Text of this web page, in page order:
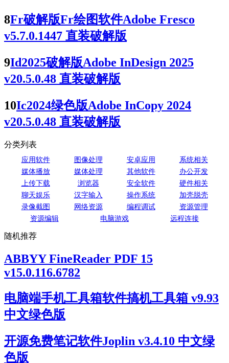
8Fr破解版Fr绘图软件Adobe Fresco
v5.7.0.1447 直装破解版
9Id2025破解版Adobe InDesign 2025
v20.5.0.48 直装破解版
10Ic2024绿色版Adobe InCopy 2024
v20.5.0.48 直装破解版
分类列表
应用软件 图像处理 安卓应用
系统相关
媒体播放
媒体处理 其他软件
办公开发
上传下载
浏览器 安全软件
硬件相关
聊天娱乐
汉字输入 操作系统
加壳脱壳
录像截图
网络资源 编程调试
资源管理
资源编辑
电脑游戏 远程连接
随机推荐
ABBYY FineReader PDF 15
v15.0.116.6782
电脑端手机工具箱软件搞机工具箱 v9.93
中文绿色版
开源免费笔记软件Joplin v3.4.10 中文绿
色版